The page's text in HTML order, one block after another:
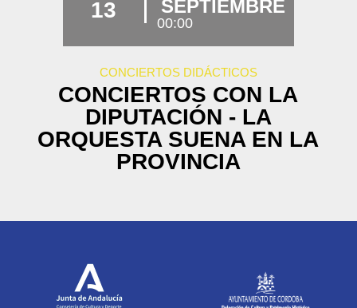
13 SEPTIEMBRE
00:00
CONCIERTOS DIDÁCTICOS
CONCIERTOS CON LA
DIPUTACIÓN - LA
ORQUESTA SUENA EN LA
PROVINCIA